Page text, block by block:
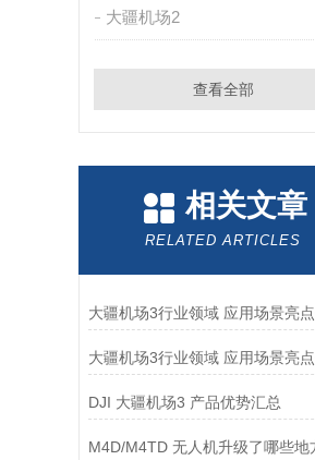
大疆机场2
查看全部
相关文章
RELATED ARTICLES
DJI 大疆机场3 产品优势汇总